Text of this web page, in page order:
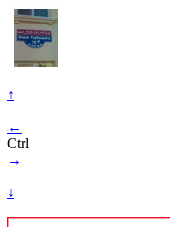
↑
←
Ctrl
→
↓